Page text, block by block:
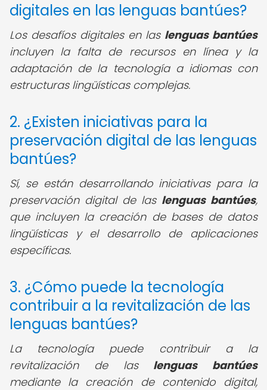
digitales en las lenguas bantúes?
Los desafíos digitales en las lenguas bantúes
incluyen la falta de recursos en línea y la
adaptación de la tecnología a idiomas con
estructuras lingüísticas complejas.
2. ¿Existen iniciativas para la
preservación digital de las lenguas
bantúes?
Sí, se están desarrollando iniciativas para la
preservación digital de las lenguas bantúes,
que incluyen la creación de bases de datos
lingüísticas y el desarrollo de aplicaciones
específicas.
3. ¿Cómo puede la tecnología
contribuir a la revitalización de las
lenguas bantúes?
La tecnología puede contribuir a la
revitalización de las lenguas bantúes
mediante la creación de contenido digital,